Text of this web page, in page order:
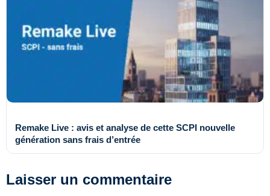
Remake Live : avis et analyse de cette SCPI nouvelle
génération sans frais d’entrée
Laisser un commentaire